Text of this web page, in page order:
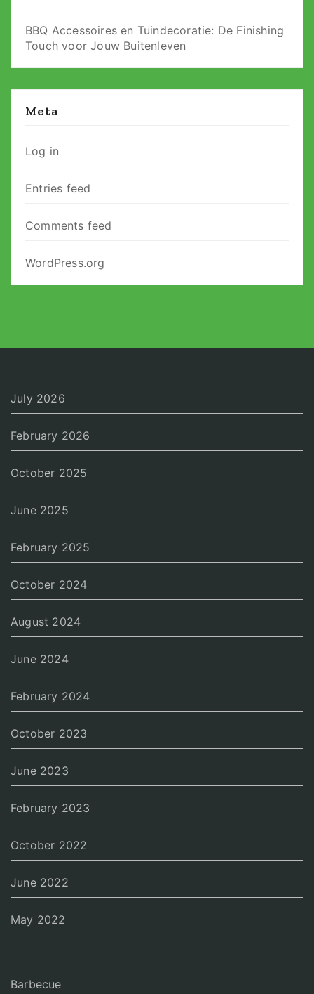
BBQ Accessoires en Tuindecoratie: De Finishing
Touch voor Jouw Buitenleven
Meta
Log in
Entries feed
Comments feed
WordPress.org
July 2026
February 2026
October 2025
June 2025
February 2025
October 2024
August 2024
June 2024
February 2024
October 2023
June 2023
February 2023
October 2022
June 2022
May 2022
Barbecue